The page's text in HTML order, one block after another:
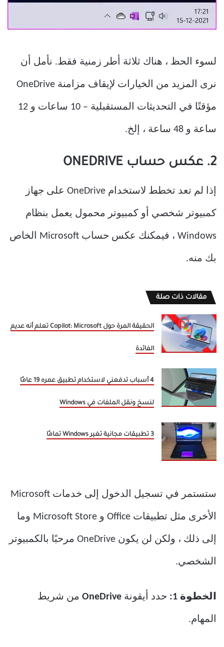
لسوء الحظ ، هناك ثلاثة أطر زمنية فقط. نأمل أن
نرى المزيد من الخيارات لإيقاف مزامنة OneDrive
مؤقتًا في التحديثات المستقبلية – 10 ساعات و 12
ساعة و 48 ساعة ، إلخ.
2. عكس حساب ONEDRIVE
إذا لم تعد تخطط لاستخدام OneDrive على جهاز
كمبيوتر شخصي أو كمبيوتر محمول يعمل بنظام
Windows ، فيمكنك عكس حساب Microsoft الخاص
بك منه.
مقالات ذات صلة
الحقيقة المرة حول Copilot: Microsoft تعلم أنه عديم
الفائدة
4 أسباب تدفعني لاستخدام تطبيق عمره 19 عامًا
لنسخ ونقل الملفات في Windows
3 تطبيقات مجانية تغير Windows تمامًا
ستستمر في تسجيل الدخول إلى خدمات Microsoft
الأخرى مثل تطبيقات Office و Microsoft Store وما
إلى ذلك ، ولكن لن يكون OneDrive مرحبًا بالكمبيوتر
الشخصي.
الخطوة 1: حدد أيقونة OneDrive من شريط
المهام.